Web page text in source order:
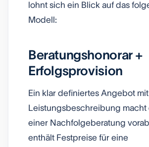
lohnt sich ein Blick auf das
Modell:
Beratungshonorar +
Erfolgsprovision
Ein klar definiertes Angebot
Leistungsbeschreibung macht
einer Nachfolgeberatung vorab
enthält Festpreise für eine